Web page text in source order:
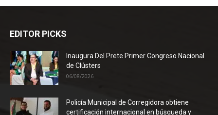
EDITOR PICKS
Inaugura Del Prete Primer Congreso Nacional
de Clústers
06/08/2026
Policía Municipal de Corregidora obtiene
certificación internacional en búsqueda y